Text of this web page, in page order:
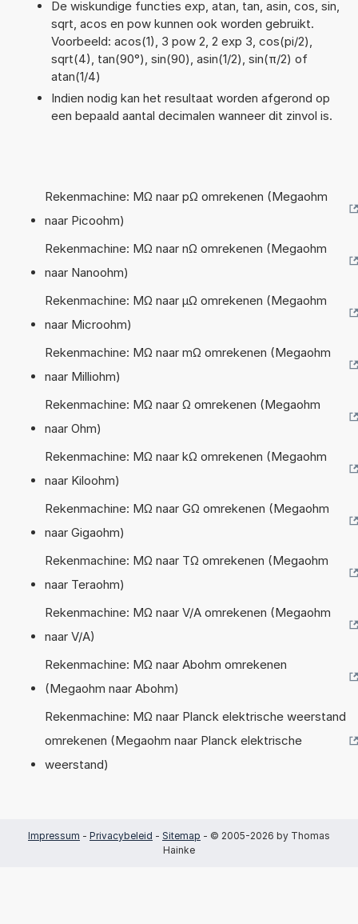
De wiskundige functies exp, atan, tan, asin, cos, sin,
sqrt, acos en pow kunnen ook worden gebruikt.
Voorbeeld: acos(1), 3 pow 2, 2 exp 3, cos(pi/2),
sqrt(4), tan(90°), sin(90), asin(1/2), sin(π/2) of
atan(1/4)
Indien nodig kan het resultaat worden afgerond op
een bepaald aantal decimalen wanneer dit zinvol is.
Rekenmachine: MΩ naar pΩ omrekenen (Megaohm
naar Picoohm)
Rekenmachine: MΩ naar nΩ omrekenen (Megaohm
naar Nanoohm)
Rekenmachine: MΩ naar µΩ omrekenen (Megaohm
naar Microohm)
Rekenmachine: MΩ naar mΩ omrekenen (Megaohm
naar Milliohm)
Rekenmachine: MΩ naar Ω omrekenen (Megaohm
naar Ohm)
Rekenmachine: MΩ naar kΩ omrekenen (Megaohm
naar Kiloohm)
Rekenmachine: MΩ naar GΩ omrekenen (Megaohm
naar Gigaohm)
Rekenmachine: MΩ naar TΩ omrekenen (Megaohm
naar Teraohm)
Rekenmachine: MΩ naar V/A omrekenen (Megaohm
naar V/A)
Rekenmachine: MΩ naar Abohm omrekenen
(Megaohm naar Abohm)
Rekenmachine: MΩ naar Planck elektrische weerstand
omrekenen (Megaohm naar Planck elektrische
weerstand)
Impressum - Privacybeleid - Sitemap - © 2005-2026 by Thomas
Hainke